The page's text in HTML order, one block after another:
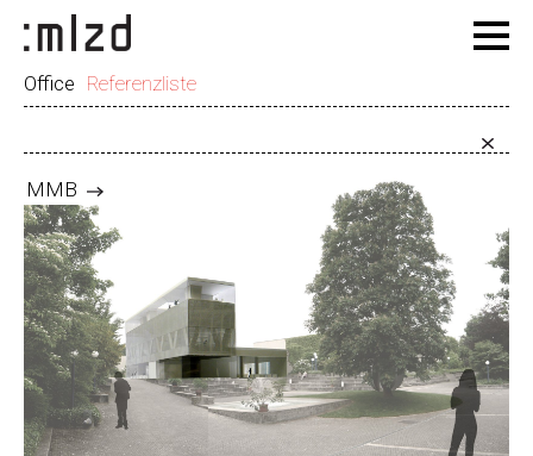
Office Referenzliste
MMB